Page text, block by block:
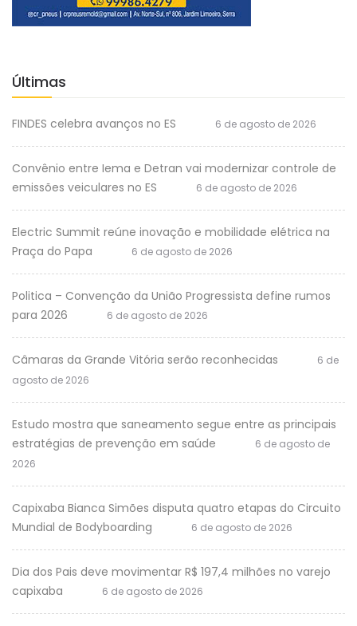
Últimas
FINDES celebra avanços no ES 6 de agosto de 2026
Convênio entre Iema e Detran vai modernizar controle de
emissões veiculares no ES
6 de agosto de 2026
Electric Summit reúne inovação e mobilidade elétrica na
Praça do Papa
6 de agosto de 2026
Politica – Convenção da União Progressista define rumos
para 2026
6 de agosto de 2026
Câmaras da Grande Vitória serão reconhecidas
6 de
agosto de 2026
Estudo mostra que saneamento segue entre as principais
estratégias de prevenção em saúde
6 de agosto de
2026
Capixaba Bianca Simões disputa quatro etapas do Circuito
Mundial de Bodyboarding
6 de agosto de 2026
Dia dos Pais deve movimentar R$ 197,4 milhões no varejo
capixaba
6 de agosto de 2026